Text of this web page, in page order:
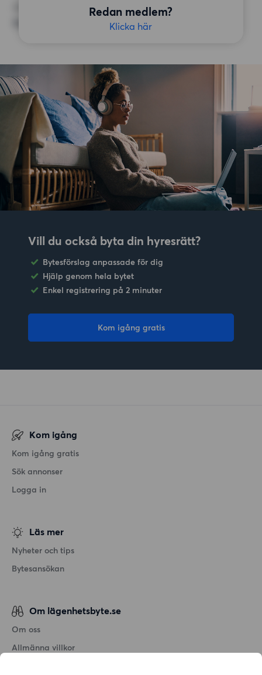
Redan medlem?
Klicka här
ÖVRIGA PREFERENSER
Inga speciella preferenser
Vill du också byta din hyresrätt?
Bytesförslag anpassade för dig
Hjälp genom hela bytet
Enkel registrering på 2 minuter
Kom igång gratis
Kom igång
Kom igång gratis
Sök annonser
Logga in
Läs mer
Nyheter och tips
Bytesansökan
Om lägenhetsbyte.se
Om oss
Allmänna villkor